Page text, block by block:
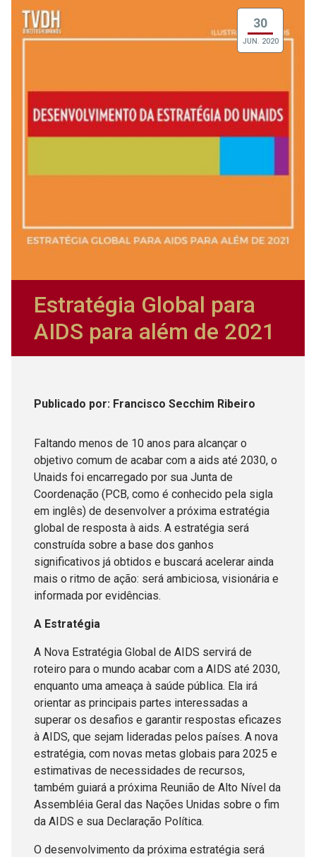
30
JUN. 2020
Estratégia Global para
AIDS para além de 2021
Publicado por: Francisco Secchim Ribeiro
Faltando menos de 10 anos para alcançar o
objetivo comum de acabar com a aids até 2030, o
Unaids foi encarregado por sua Junta de
Coordenação (PCB, como é conhecido pela sigla
em inglês) de desenvolver a próxima estratégia
global de resposta à aids. A estratégia será
construída sobre a base dos ganhos
significativos já obtidos e buscará acelerar ainda
mais o ritmo de ação: será ambiciosa, visionária e
informada por evidências.
A Estratégia
A Nova Estratégia Global de AIDS servirá de
roteiro para o mundo acabar com a AIDS até 2030,
enquanto uma ameaça à saúde pública. Ela irá
orientar as principais partes interessadas a
superar os desafios e garantir respostas eficazes
à AIDS, que sejam lideradas pelos países. A nova
estratégia, com novas metas globais para 2025 e
estimativas de necessidades de recursos,
também guiará a próxima Reunião de Alto Nível da
Assembléia Geral das Nações Unidas sobre o fim
da AIDS e sua Declaração Política.
O desenvolvimento da próxima estratégia será